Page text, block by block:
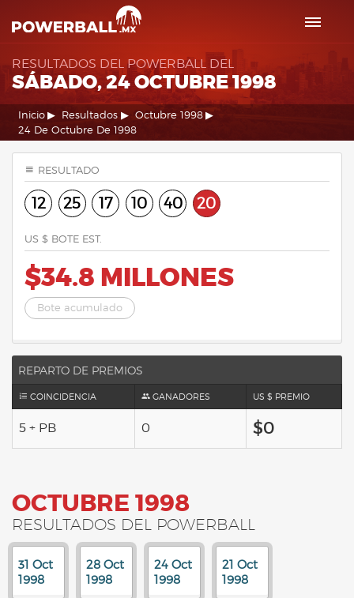
RESULTADOS DEL POWERBALL DEL
SÁBADO, 24 OCTUBRE 1998
Inicio Resultados
Octubre 1998
24 De Octubre De 1998
RESULTADO
12 25 17 10 40 20
US $ BOTE EST.
$34.8 MILLONES
Bote acumulado
REPARTO DE PREMIOS
COINCIDENCIA GANADORES US $ PREMIO
5 + PB 0 $0
OCTUBRE 1998
RESULTADOS DEL POWERBALL
31 Oct
1998
28 Oct
1998
24 Oct
1998
21 Oct
1998